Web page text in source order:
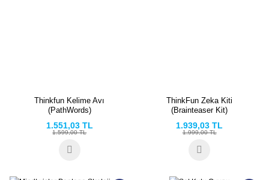
Thinkfun Kelime Avı
(PathWords)
1.551,03 TL
1.599,00 TL
ThinkFun Zeka Kiti
(Brainteaser Kit)
1.939,03 TL
1.999,00 TL